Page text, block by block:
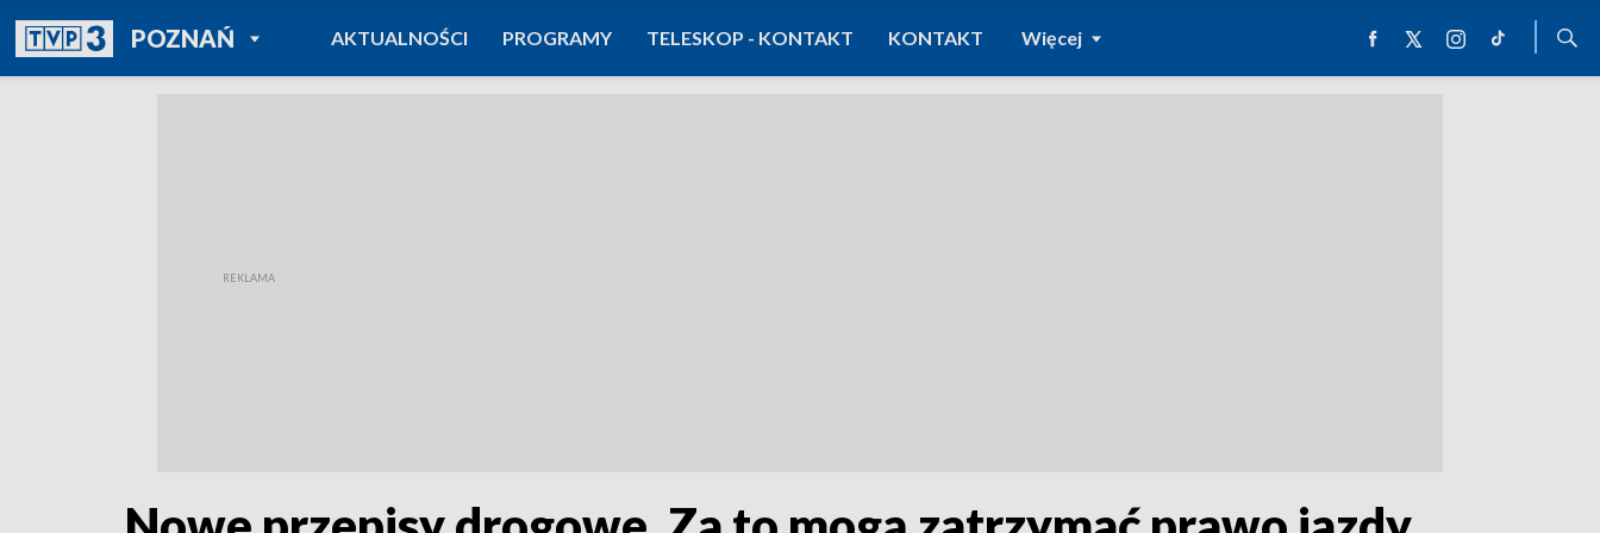
POZNAŃPOWRÓT DO
TVP REGIONY
AKTUALNOŚCI PROGRAMY TELESKOP - KONTAKT KONTAKT Więcej